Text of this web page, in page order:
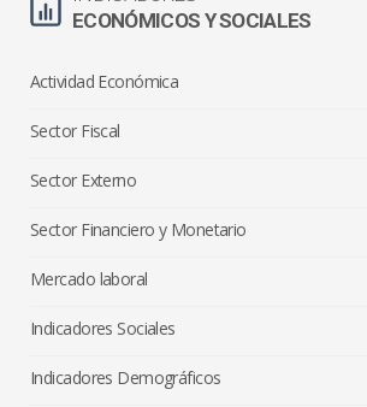
ECONÓMICOS Y SOCIALES
Actividad Económica
Sector Fiscal
Sector Externo
Sector Financiero y Monetario
Mercado laboral
Indicadores Sociales
Indicadores Demográficos